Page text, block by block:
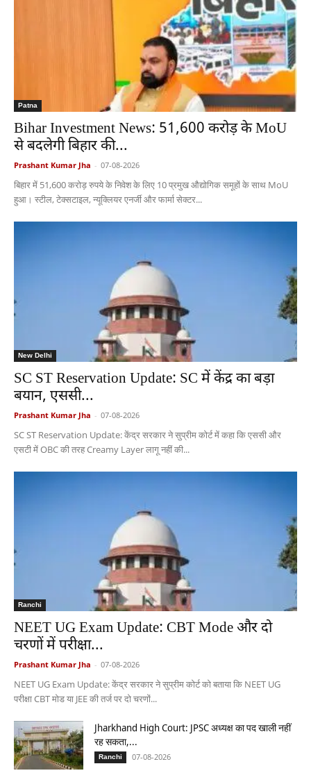
Patna
Bihar Investment News: 51,600 करोड़ के MoU
से बदलेगी बिहार की...
Prashant Kumar Jha - 07-08-2026
बिहार में 51,600 करोड़ रुपये के निवेश के लिए 10 प्रमुख औद्योगिक समूहों के साथ MoU
हुआ। स्टील, टेक्सटाइल, न्यूक्लियर एनर्जी और फार्मा सेक्टर...
New Delhi
SC ST Reservation Update: SC में केंद्र का बड़ा
बयान, एससी...
Prashant Kumar Jha - 07-08-2026
SC ST Reservation Update: केंद्र सरकार ने सुप्रीम कोर्ट में कहा कि एससी और
एसटी में OBC की तरह Creamy Layer लागू नहीं की...
Ranchi
NEET UG Exam Update: CBT Mode और दो
चरणों में परीक्षा...
Prashant Kumar Jha - 07-08-2026
NEET UG Exam Update: केंद्र सरकार ने सुप्रीम कोर्ट को बताया कि NEET UG
परीक्षा CBT मोड या JEE की तर्ज पर दो चरणों...
Jharkhand High Court: JPSC अध्यक्ष का पद खाली नहीं
रह सकता,...
Ranchi 07-08-2026